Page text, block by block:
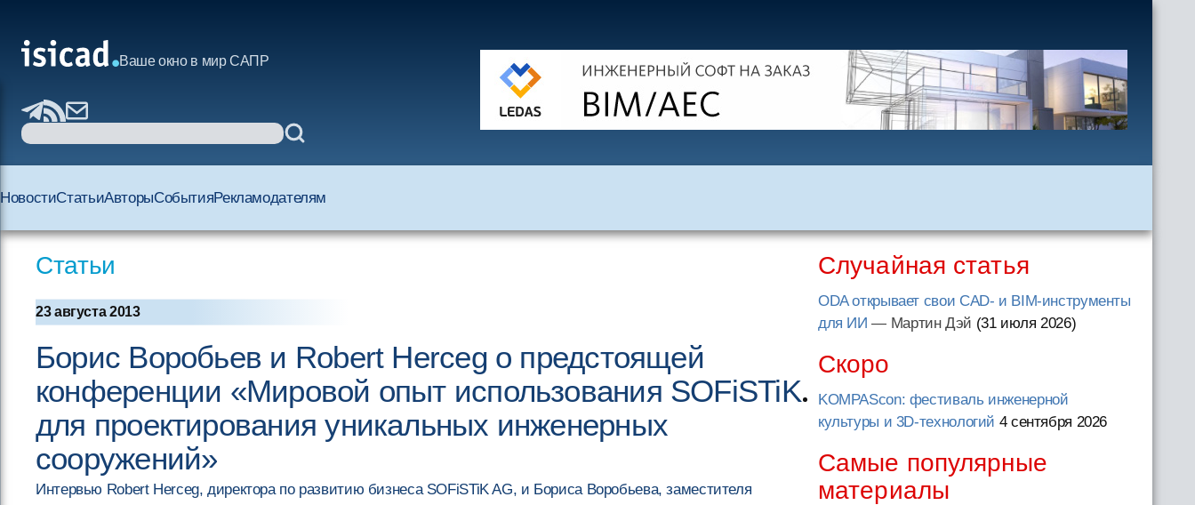
Ваше окно в мир САПР
НовостиСтатьиАвторыСобытияРекламодателям
Статьи
23 августа 2013
Борис Воробьев и Robert Herceg о предстоящей
конференции «Мировой опыт использования SOFiSTiK
для проектирования уникальных инженерных
сооружений»
Интервью Robert Herceg, директора по развитию бизнеса SOFiSTiK AG, и Бориса Воробьева, заместителя
Случайная статья
ODA открывает свои CAD- и BIM-инструменты
для ИИ — Мартин Дэй (31 июля 2026)
Скоро
KOMPAScon: фестиваль инженерной
культуры и 3D-технологий 4 сентября 2026
Самые популярные
материалы